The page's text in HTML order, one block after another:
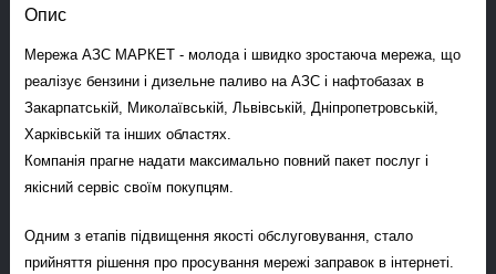
Опис
Мережа АЗС МАРКЕТ - молода і швидко зростаюча мережа, що
реалізує бензини і дизельне паливо на АЗС і нафтобазах в
Закарпатській, Миколаївській, Львівській, Дніпропетровській,
Харківській та інших областях.
Компанія прагне надати максимально повний пакет послуг і
якісний сервіс своїм покупцям.
Одним з етапів підвищення якості обслуговування, стало
прийняття рішення про просування мережі заправок в інтернеті.